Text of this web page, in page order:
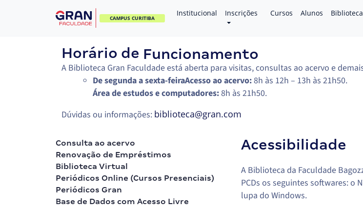
CAMPUS CURITIBA
Institucional Inscrições Cursos Alunos Biblioteca
Horário de Funcionamento
A Biblioteca Gran Faculdade está aberta para visitas, consultas ao acervo e
De segunda a sexta-feiraAcesso ao acervo:8h às 12h – 13h às 21h50.
Área de estudos e computadores:8h às 21h50.
Dúvidas ou informações: biblioteca@gran.com
Consulta ao acervo
Renovação de Empréstimos
Biblioteca Virtual
Periódicos Online (Cursos Presenciais)
Periódicos Gran
Base de Dados com Acesso Livre
Acessibilidade
A Biblioteca da Faculdade
PCDs os seguintes softwares: o
lupa do Windows.